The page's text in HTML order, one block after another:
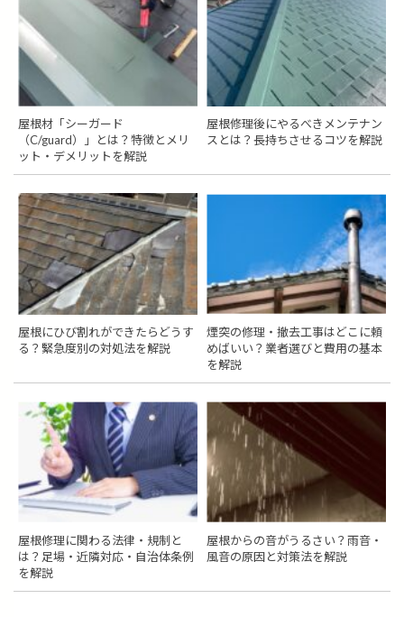
屋根材「シーガード
（C/guard）」とは？特徴とメリ
ット・デメリットを解説
屋根修理後にやるべきメンテナン
スとは？長持ちさせるコツを解説
屋根にひび割れができたらどうす
る？緊急度別の対処法を解説
煙突の修理・撤去工事はどこに頼
めばいい？業者選びと費用の基本
を解説
屋根修理に関わる法律・規制と
は？足場・近隣対応・自治体条例
を解説
屋根からの音がうるさい？雨音・
風音の原因と対策法を解説